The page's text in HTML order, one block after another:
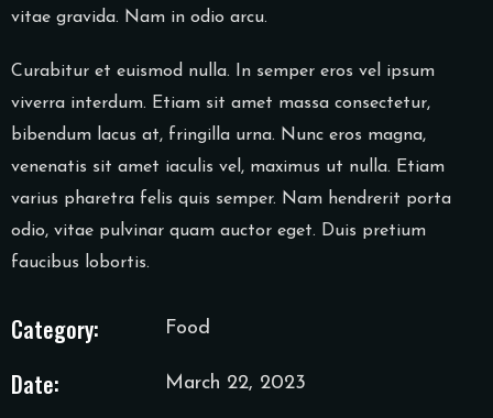
vitae gravida. Nam in odio arcu.
Curabitur et euismod nulla. In semper eros vel ipsum
viverra interdum. Etiam sit amet massa consectetur,
bibendum lacus at, fringilla urna. Nunc eros magna,
venenatis sit amet iaculis vel, maximus ut nulla. Etiam
varius pharetra felis quis semper. Nam hendrerit porta
odio, vitae pulvinar quam auctor eget. Duis pretium
faucibus lobortis.
Category: Food
Date: March 22, 2023